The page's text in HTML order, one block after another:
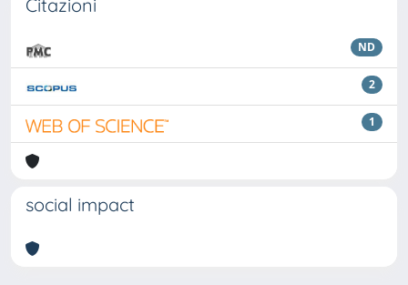
Citazioni
ND
2
1
social impact